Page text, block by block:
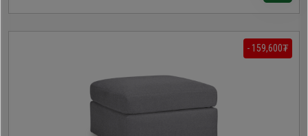
- 159,600₮